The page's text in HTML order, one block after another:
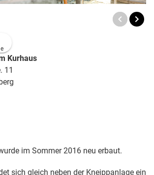
Kurhaus
11
im Sommer 2016 neu erbaut.
sich gleich neben der Kneippanlage ein